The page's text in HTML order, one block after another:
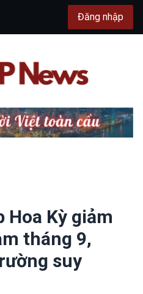
Đăng nhập
Hoa Kỳ giảm
tháng 9,
suy